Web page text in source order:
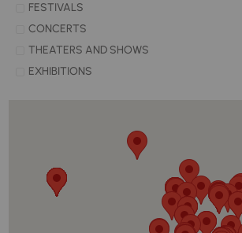
FESTIVALS
CONCERTS
THEATERS AND SHOWS
EXHIBITIONS
LOCAL SPORTING EVENTS